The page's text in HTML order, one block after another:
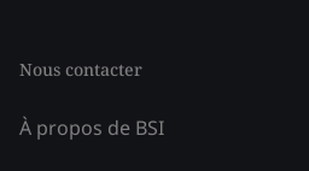
Nous contacter
À propos de BSI